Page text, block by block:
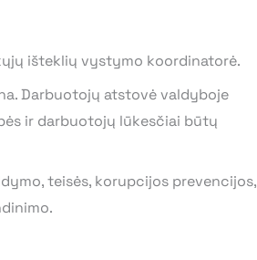
išteklių vystymo koordinatorė.
Darbuotojų atstovė valdyboje
ir darbuotojų lūkesčiai būtų
teisės, korupcijos prevencijos,